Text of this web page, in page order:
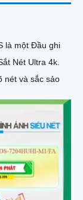
là một Đầu ghi
Nét Ultra 4k.
nét và sắc sảo